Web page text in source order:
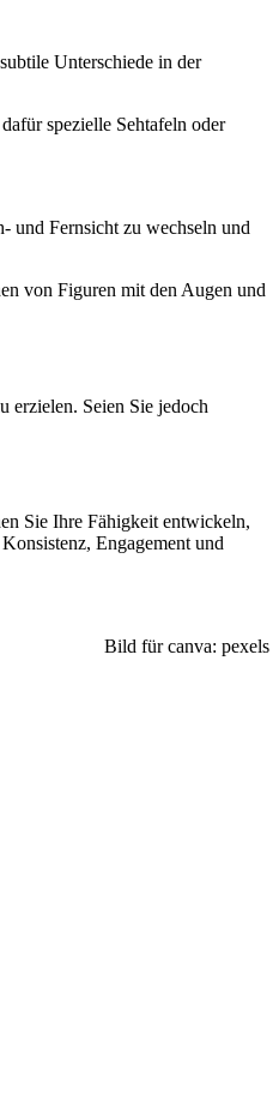
Unterschiede in der
spezielle Sehtafeln oder
und Fernsicht zu wechseln und
von Figuren mit den Augen und
erzielen. Seien Sie jedoch
Sie Ihre Fähigkeit entwickeln,
Engagement und
Bild für canva: pexels